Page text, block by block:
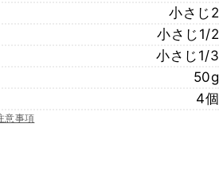
小さじ2
小さじ1/2
小さじ1/3
50g
4個
意事項